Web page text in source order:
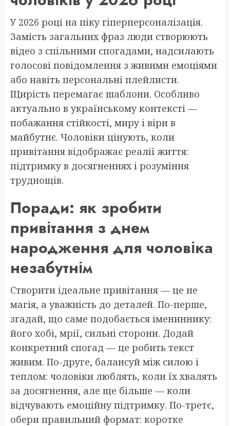
У 2026 році на піку гіперперсоналізація.
Замість загальних фраз люди створюють
відео з спільними спогадами, надсилають
голосові повідомлення з живими емоціями
або навіть персональні плейлисти.
Щирість перемагає шаблони. Особливо
актуально в українському контексті —
побажання стійкості, миру і віри в
майбутнє. Чоловіки цінують, коли
привітання відображає реалії життя:
підтримку в досягненнях і розуміння
труднощів.
Поради: як зробити
привітання з днем
народження для чоловіка
незабутнім
Створити ідеальне привітання — це не
магія, а уважність до деталей. По-перше,
згадай, що саме подобається імениннику:
його хобі, мрії, сильні сторони. Додай
конкретний спогад — це робить текст
живим. По-друге, балансуй між силою і
теплом: чоловіки люблять, коли їх хвалять
за досягнення, але ще більше — коли
відчувають емоційну підтримку. По-третє,
обери правильний формат: коротке